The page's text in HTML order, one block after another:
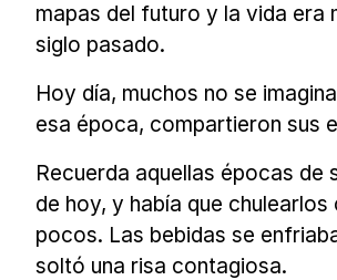
mapas del futuro y la vida era
siglo pasado.
Hoy día, muchos no se
esa época, compartieron sus
Recuerda aquellas épocas de
de hoy, y había que
pocos. Las bebidas se
soltó una risa contagiosa.